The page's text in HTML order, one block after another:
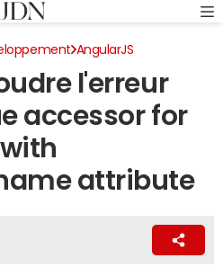
AngularJS
l'erreur
accessor for
attribute